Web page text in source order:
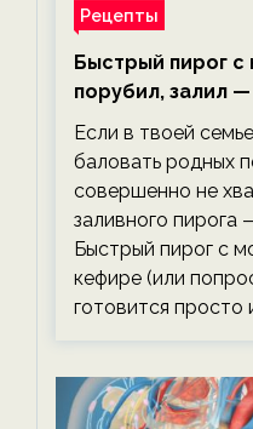
Рецепты
Быстрый пирог с
порубил, залил
тревожась о
Если в твоей
баловать родных
совершенно не
заливного пирога
Быстрый пирог с
кефире (или
готовится